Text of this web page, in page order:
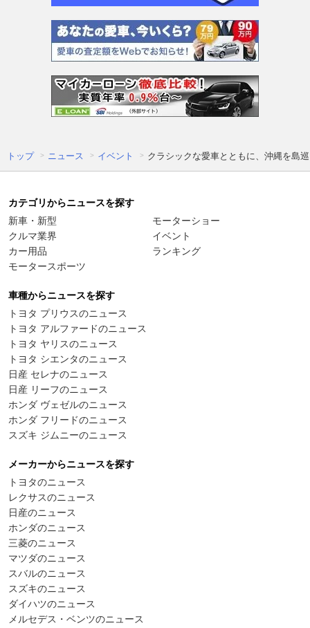
トップ ニュース イベント クラシックな愛車とともに、沖縄を島
カテゴリからニュースを探す
新車・新型
クルマ業界
カー用品
モータースポーツ
モーターショー
イベント
ランキング
車種からニュースを探す
トヨタ プリウスのニュース
トヨタ アルファードのニュース
トヨタ ヤリスのニュース
トヨタ シエンタのニュース
日産 セレナのニュース
日産 リーフのニュース
ホンダ ヴェゼルのニュース
ホンダ フリードのニュース
スズキ ジムニーのニュース
メーカーからニュースを探す
トヨタのニュース
レクサスのニュース
日産のニュース
ホンダのニュース
三菱のニュース
マツダのニュース
スバルのニュース
スズキのニュース
ダイハツのニュース
メルセデス・ベンツのニュース